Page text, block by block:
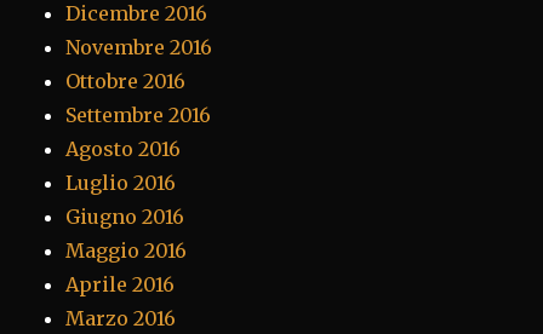
Dicembre 2016
Novembre 2016
Ottobre 2016
Settembre 2016
Agosto 2016
Luglio 2016
Giugno 2016
Maggio 2016
Aprile 2016
Marzo 2016